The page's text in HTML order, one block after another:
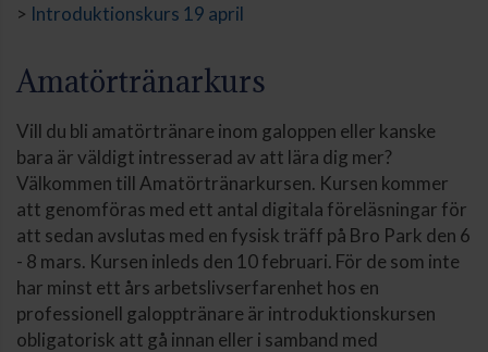
> Introduktionskurs 19 april
Amatörtränarkurs
Vill du bli amatörtränare inom galoppen eller kanske
bara är väldigt intresserad av att lära dig mer?
Välkommen till Amatörtränarkursen. Kursen kommer
att genomföras med ett antal digitala föreläsningar för
att sedan avslutas med en fysisk träff på Bro Park den 6
- 8 mars. Kursen inleds den 10 februari. För de som inte
har minst ett års arbetslivserfarenhet hos en
professionell galopptränare är introduktionskursen
obligatorisk att gå innan eller i samband med